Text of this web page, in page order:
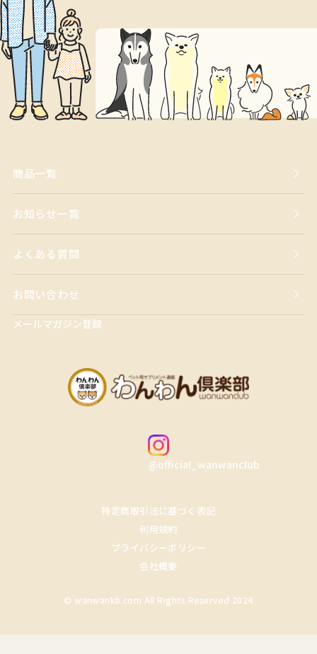
商品一覧
お知らせ一覧
よくある質問
お問い合わせ
メールマガジン登録
@official_wanwanclub
特定商取引法に基づく表記
利用規約
プライバシーポリシー
会社概要
© wanwankb.com All Rights Reserved 2024